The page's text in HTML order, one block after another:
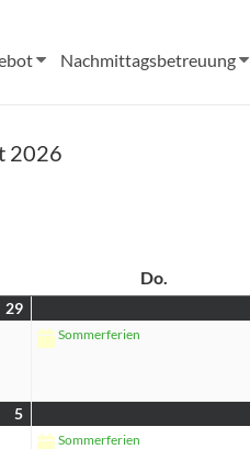
Nachmittagsbetreuung
2026
Do.
29
Sommerferien
5
Sommerferien